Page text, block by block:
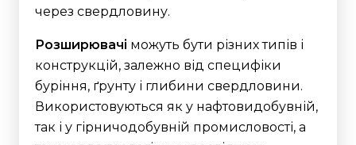
через свердловину.
Розширювачі можуть бути різних типів і
конструкцій, залежно від специфіки
буріння, ґрунту і глибини свердловини.
Використовуються як у нафтовидобувній,
так і у гірничодобувній промисловості, а